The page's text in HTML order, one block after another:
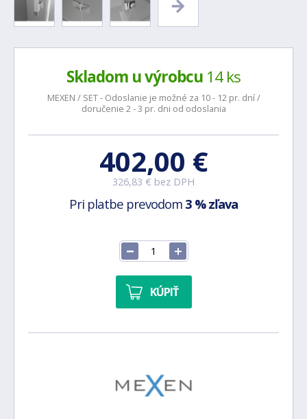
Skladom u výrobcu 14 ks
MEXEN / SET - Odoslanie je možné za 10 - 12 pr. dní /
doručenie 2 - 3 pr. dni od odoslania
402,00 €
326,83 € bez DPH
Pri platbe prevodom 3 % zľava
KÚPIŤ